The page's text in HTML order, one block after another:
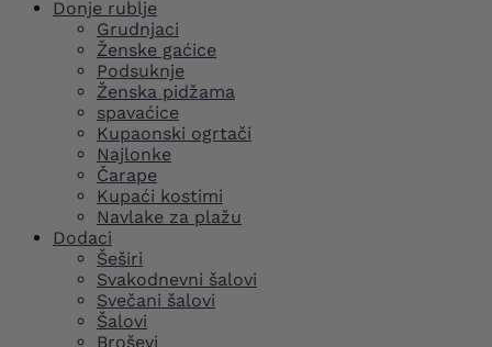
Donje rublje
Grudnjaci
Ženske gaćice
Podsuknje
Ženska pidžama
spavaćice
Kupaonski ogrtači
Najlonke
Čarape
Kupaći kostimi
Navlake za plažu
Dodaci
Šeširi
Svakodnevni šalovi
Svečani šalovi
Šalovi
Broševi